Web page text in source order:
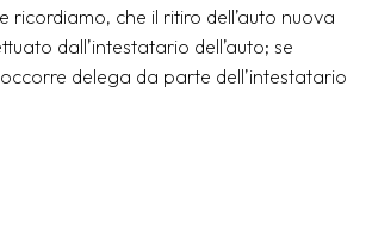
ricordiamo, che il ritiro dell’auto nuova
dall’intestatario dell’auto; se
delega da parte dell’intestatario